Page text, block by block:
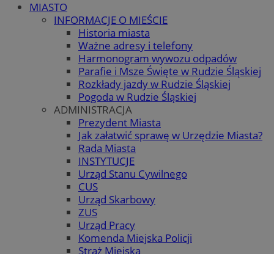
MIASTO
INFORMACJE O MIEŚCIE
Historia miasta
Ważne adresy i telefony
Harmonogram wywozu odpadów
Parafie i Msze Święte w Rudzie Śląskiej
Rozkłady jazdy w Rudzie Śląskiej
Pogoda w Rudzie Śląskiej
ADMINISTRACJA
Prezydent Miasta
Jak załatwić sprawę w Urzędzie Miasta?
Rada Miasta
INSTYTUCJE
Urząd Stanu Cywilnego
CUS
Urząd Skarbowy
ZUS
Urząd Pracy
Komenda Miejska Policji
Straż Miejska